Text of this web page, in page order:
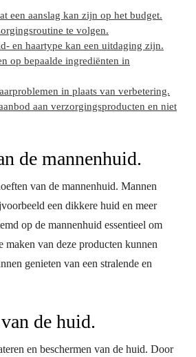
een aanslag kan zijn op het budget.
te volgen.
en haartype kan een uitdaging zijn.
op bepaalde ingrediënten in
in plaats van verbetering.
aan verzorgingsproducten en niet
de mannenhuid.
van de mannenhuid. Mannen
een dikkere huid en meer
op de mannenhuid essentieel om
van deze producten kunnen
genieten van een stralende en
de huid.
en beschermen van de huid. Door